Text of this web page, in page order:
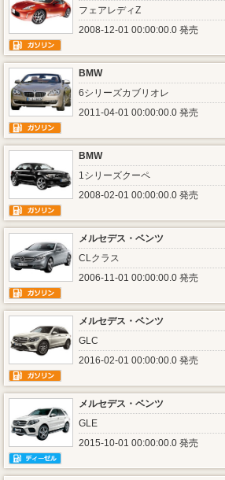
フェアレディZ
2008-12-01 00:00:00.0 発売
BMW
6シリーズカブリオレ
2011-04-01 00:00:00.0 発売
BMW
1シリーズクーペ
2008-02-01 00:00:00.0 発売
メルセデス・ベンツ
CLクラス
2006-11-01 00:00:00.0 発売
メルセデス・ベンツ
GLC
2016-02-01 00:00:00.0 発売
メルセデス・ベンツ
GLE
2015-10-01 00:00:00.0 発売